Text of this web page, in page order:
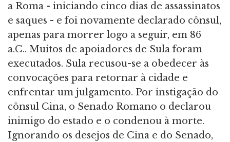
a Roma - iniciando cinco dias de assassinatos
e saques - e foi novamente declarado cônsul,
apenas para morrer logo a seguir, em 86
a.C.. Muitos de apoiadores de Sula foram
executados. Sula recusou-se a obedecer às
convocações para retornar à cidade e
enfrentar um julgamento. Por instigação do
cônsul Cina, o Senado Romano o declarou
inimigo do estado e o condenou à morte.
Ignorando os desejos de Cina e do Senado,